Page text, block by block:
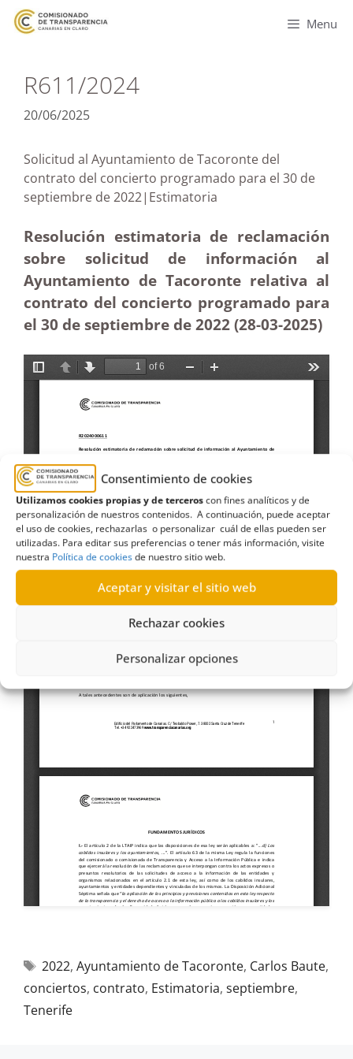
Consentimiento de cookies
Utilizamos cookies propias y de terceroscon fines analíticos y de
personalización de nuestros contenidos. A continuación, puede aceptar
el uso de cookies, rechazarlas o personalizar cuál de ellas pueden ser
utilizadas. Para editar sus preferencias o tener más información, visite
nuestra Política de cookiesde nuestro sitio web.
Aceptar y visitar el sitio web
Rechazar cookies
Personalizar opciones
Menu
R611/2024
20/06/2025
Solicitud al Ayuntamiento de Tacoronte del
contrato del concierto programado para el 30 de
septiembre de 2022|Estimatoria
Resolución estimatoria de reclamación
sobre solicitud de información al
Ayuntamiento de Tacoronte relativa al
contrato del concierto programado para
el 30 de septiembre de 2022 (28-03-2025)
2022, Ayuntamiento de Tacoronte, Carlos Baute,
conciertos, contrato, Estimatoria, septiembre,
Tenerife